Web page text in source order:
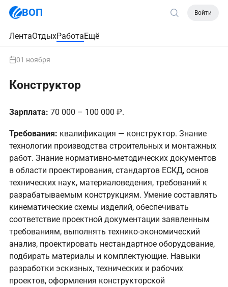
ВОП Войти
ЛентаОтдыхРаботаЕщё
01 ноября
Конструктор
Зарплата: 70 000 – 100 000 ₽.
Требования: квалификация — конструктор. Знание
технологии производства строительных и монтажных
работ. Знание нормативно-методических документов
в области проектирования, стандартов ЕСКД, основ
технических наук, материаловедения, требований к
разрабатываемым конструкциям. Умение составлять
кинематические схемы изделий, обеспечивать
соответствие проектной документации заявленным
требованиям, выполнять технико-экономический
анализ, проектировать нестандартное оборудование,
подбирать материалы и комплектующие. Навыки
разработки эскизных, технических и рабочих
проектов, оформления конструкторской